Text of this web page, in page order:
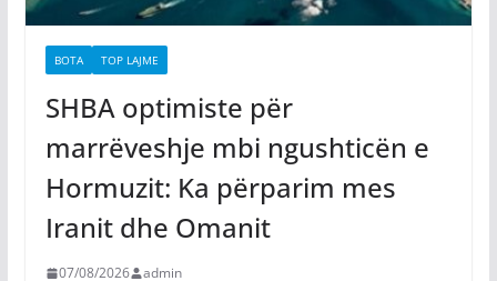
BOTA TOP LAJME
SHBA optimiste për
marrëveshje mbi ngushticën e
Hormuzit: Ka përparim mes
Iranit dhe Omanit
07/08/2026 admin